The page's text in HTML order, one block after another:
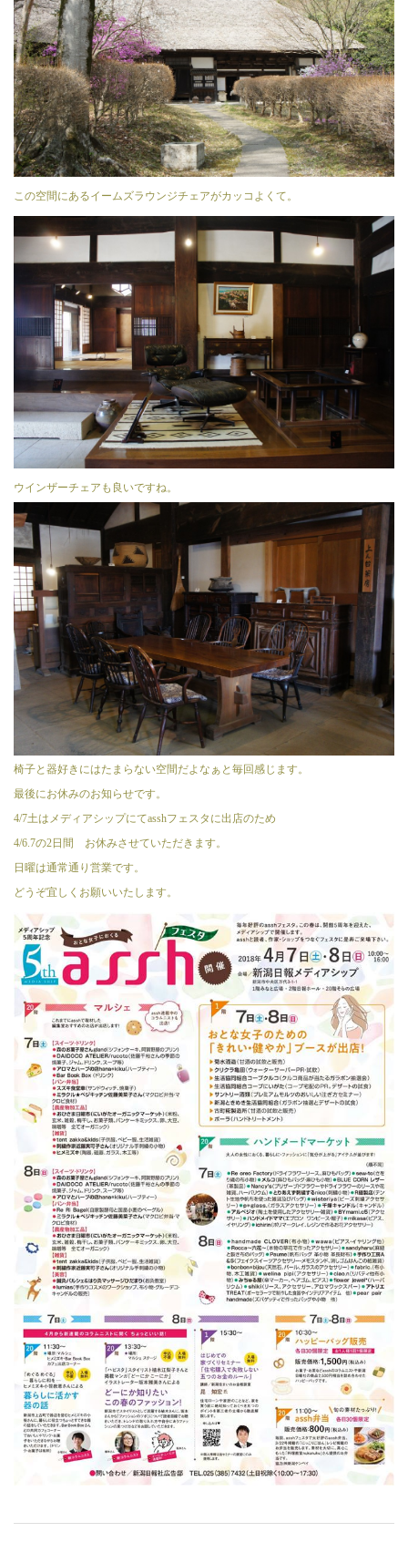
この空間にあるイームズラウンジチェアがカッコよくて。
ウインザーチェアも良いですね。
椅子と器好きにはたまらない空間だよなぁと毎回感じます。
最後にお休みのお知らせです。
4/7土はメディアシップにてasshフェスタに出店のため
4/6.7の2日間 お休みさせていただきます。
日曜は通常通り営業です。
どうぞ宜しくお願いいたします。